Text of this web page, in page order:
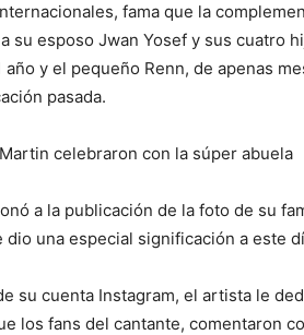
fama que la
su esposo Jwan Yosef y sus cuatro
año y el pequeño Renn, de apenas
pasada.
celebraron con la súper abuela
a la publicación de la foto de su
dio una especial significación a este
su cuenta Instagram, el artista le
los fans del cantante, comentaron